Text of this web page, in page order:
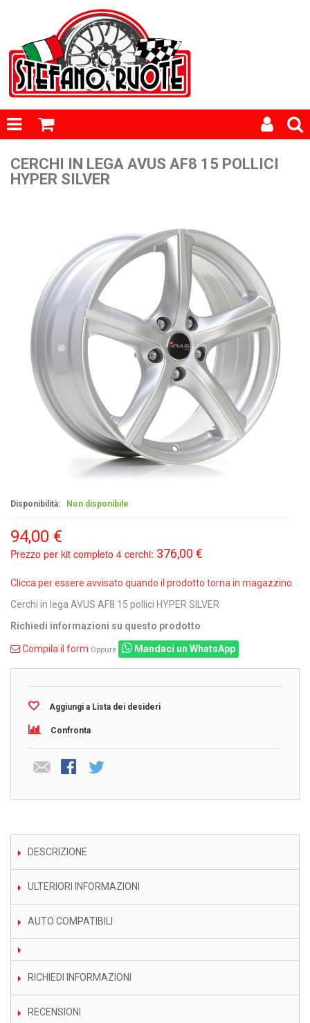
CERCHI IN LEGA AVUS AF8 15 POLLICI
HYPER SILVER
Disponibilità: Non disponibile
94,00 €
Prezzo per kit completo 4 cerchi: 376,00 €
Clicca per essere avvisato quando il prodotto torna in magazzino.
Cerchi in lega AVUS AF8 15 pollici HYPER SILVER
Richiedi informazioni su questo prodotto
Compila il form Oppure Mandaci un WhatsApp
Aggiungi a Lista dei desideri
Confronta
DESCRIZIONE
ULTERIORI INFORMAZIONI
AUTO COMPATIBILI
RICHIEDI INFORMAZIONI
RECENSIONI